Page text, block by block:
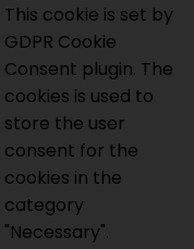
This cookie is set by
GDPR Cookie
Consent plugin. The
cookies is used to
store the user
consent for the
cookies in the
category
"Necessary".